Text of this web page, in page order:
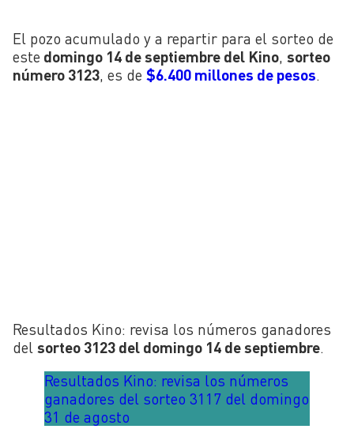
El pozo acumulado y a repartir para el sorteo de
este domingo 14 de septiembre del Kino, sorteo
número 3123, es de $6.400 millones de pesos.
Resultados Kino: revisa los números ganadores
del sorteo 3123 del domingo 14 de septiembre.
Resultados Kino: revisa los números
ganadores del sorteo 3117 del domingo
31 de agosto